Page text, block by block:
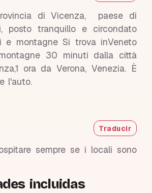
di Vicenza, paese di
posto tranquillo e circondato
e montagne Si trova inVeneto
30 minuti dalla città
ora da Verona, Venezia. È
l'auto.
Traducir
sempre se i locali sono
incluidas